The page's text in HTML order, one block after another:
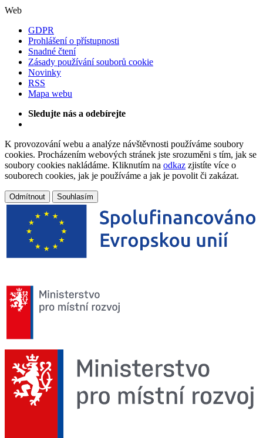
Web
GDPR
Prohlášení o přístupnosti
Snadné čtení
Zásady používání souborů cookie
Novinky
RSS
Mapa webu
Sledujte nás a odebírejte
K provozování webu a analýze návštěvnosti používáme soubory
cookies. Procházením webových stránek jste srozuměni s tím, jak se
soubory cookies nakládáme. Kliknutím na odkaz zjistíte více o
souborech cookies, jak je používáme a jak je povolit či zakázat.
Odmítnout Souhlasím